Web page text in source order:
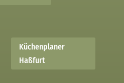
Küchenplaner
Haßfurt